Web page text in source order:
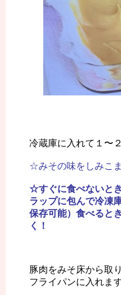
冷蔵庫に入れて１〜
☆みその味をしみこ
☆すぐに食べないと
ラップに包んで冷凍
保存可能）食べると
く！
豚肉をみそ床から取
フライパンに入れます